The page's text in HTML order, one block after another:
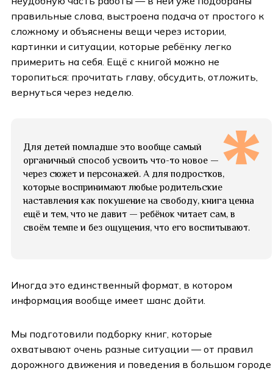
правильные слова, выстроена подача от простого к
сложному и объяснены вещи через истории,
картинки и ситуации, которые ребёнку легко
примерить на себя. Ещё с книгой можно не
торопиться: прочитать главу, обсудить, отложить,
вернуться через неделю.
Для детей помладше это вообще самый
органичный способ усвоить что-то новое —
через сюжет и персонажей. А для подростков,
которые воспринимают любые родительские
наставления как покушение на свободу, книга ценна
ещё и тем, что не давит — ребёнок читает сам, в
своём темпе и без ощущения, что его воспитывают.
Иногда это единственный формат, в котором
информация вообще имеет шанс дойти.
Мы подготовили подборку книг, которые
охватывают очень разные ситуации — от правил
дорожного движения и поведения в большом городе